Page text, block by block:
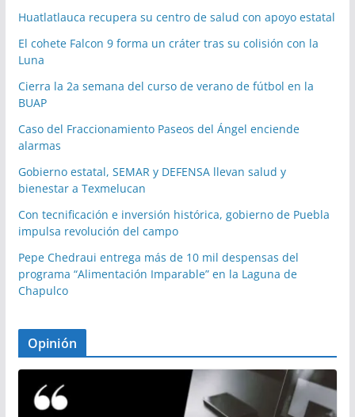
Huatlatlauca recupera su centro de salud con apoyo estatal
El cohete Falcon 9 forma un cráter tras su colisión con la
Luna
Cierra la 2a semana del curso de verano de fútbol en la
BUAP
Caso del Fraccionamiento Paseos del Ángel enciende
alarmas
Gobierno estatal, SEMAR y DEFENSA llevan salud y
bienestar a Texmelucan
Con tecnificación e inversión histórica, gobierno de Puebla
impulsa revolución del campo
Pepe Chedraui entrega más de 10 mil despensas del
programa “Alimentación Imparable” en la Laguna de
Chapulco
Opinión